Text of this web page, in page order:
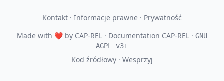
Kontakt· Informacje prawne· Prywatność
Made with ❤by CAP-REL· Documentation CAP-REL · GNU
AGPL v3+
Kod źródłowy· Wesprzyj